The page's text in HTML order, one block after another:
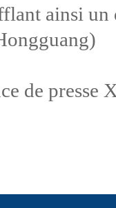
ainsi un
de presse